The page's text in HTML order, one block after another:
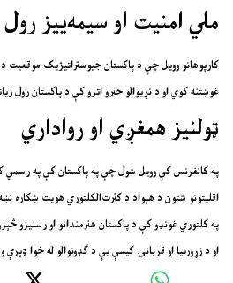
ملي امنیت او سیمه‌ییز رول
کارپوهانو وویل چې د پاکستان جیوستراتیژیک موقعیت
غوښتنه کوي او د نړیوالو خبرو اترو کې د پاکستان رول
ټولنیز همغږي او رواداري
په کانفرنس کې وویل شول چې په پاکستان کې په رسمي
اقلیتونو شتون د هېواد د کثرت‌الکلتوري هویت ښکاره
په کلتوري غونډو کې د پاکستان هنرمندانو او رسنیزو
او د زړورتیا او قربانۍ کیسې یې د ګډونوالو له خوا